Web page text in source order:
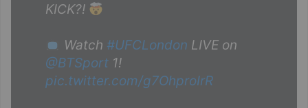
KICK?!
Watch #UFCLondon LIVE on
@BTSport 1!
pic.twitter.com/g7OhproIrR